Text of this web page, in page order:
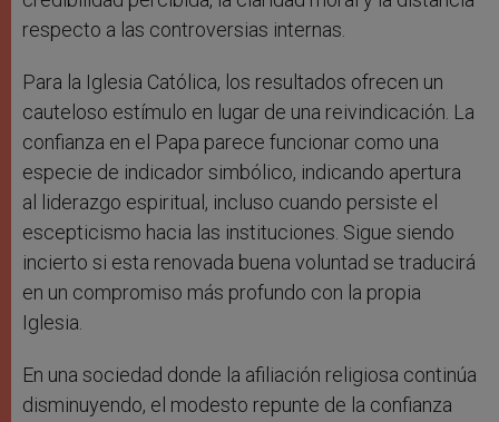
respecto a las controversias internas.
Para la Iglesia Católica, los resultados ofrecen un
cauteloso estímulo en lugar de una reivindicación. La
confianza en el Papa parece funcionar como una
especie de indicador simbólico, indicando apertura
al liderazgo espiritual, incluso cuando persiste el
escepticismo hacia las instituciones. Sigue siendo
incierto si esta renovada buena voluntad se traducirá
en un compromiso más profundo con la propia
Iglesia.
En una sociedad donde la afiliación religiosa continúa
disminuyendo, el modesto repunte de la confianza